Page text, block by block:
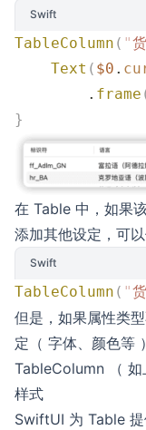
Swift
TableColumn ( "
    Text
( $0 .
        .
frame
}
在 Table 中，如果
添加其他设定，可
Swift
TableColumn ( "
但是，如果属性类
定（ 字体、颜色等
TableColumn （ 如
样式
SwiftUI 为 Table